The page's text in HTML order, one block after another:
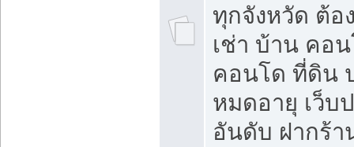
ทุกจังหวัด ต้อ
เช่า บ้าน คอ
คอนโด ที่ดิน
หมดอายุ เว็บ
อันดับ ฝากร้า